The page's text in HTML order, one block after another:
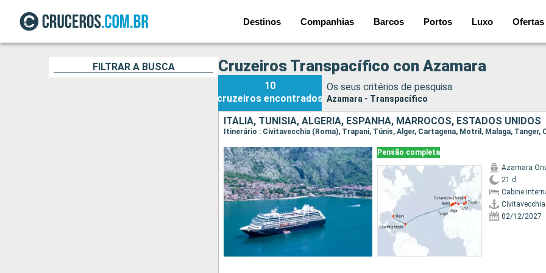
Destinos Companhias Barcos Portos Luxo Ofertas
FILTRAR A BUSCA Cruzeiros Transpacífico con Azamara
10
cruzeiros encontrados
Os seus critérios de pesquisa:
Azamara - Transpacífico
ITÁLIA, TUNÍSIA, ALGÉRIA, ESPANHA, MARROCOS, ESTADOS UNIDOS
Pensão completa
Azamara
21 d
Cabine
02/12/2027